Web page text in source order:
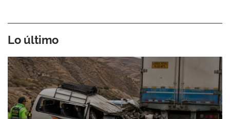
Lo último